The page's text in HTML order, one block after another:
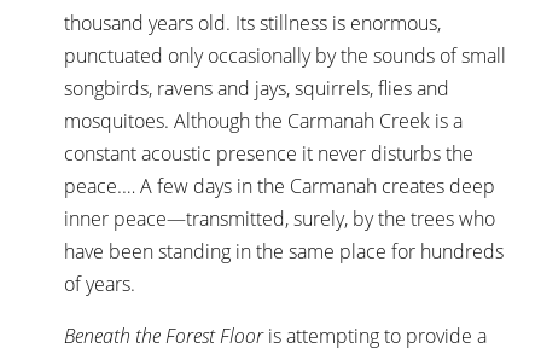
thousand years old. Its stillness is enormous,
punctuated only occasionally by the sounds of small
songbirds, ravens and jays, squirrels, flies and
mosquitoes. Although the Carmanah Creek is a
constant acoustic presence it never disturbs the
peace.… A few days in the Carmanah creates deep
inner peace—transmitted, surely, by the trees who
have been standing in the same place for hundreds
of years.
Beneath the Forest Flooris attempting to provide a